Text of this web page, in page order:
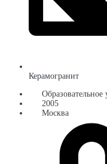
Керамогранит
Образовательное
2005
Москва